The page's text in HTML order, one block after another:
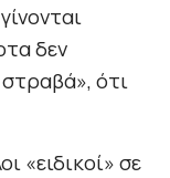
δεν
στραβά», ότι
«ειδικοί» σε